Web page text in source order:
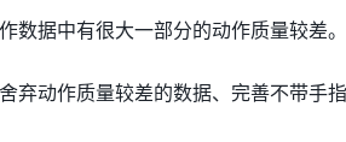
数据中有很大一部分的动作质量较差。
弃动作质量较差的数据、完善不带手